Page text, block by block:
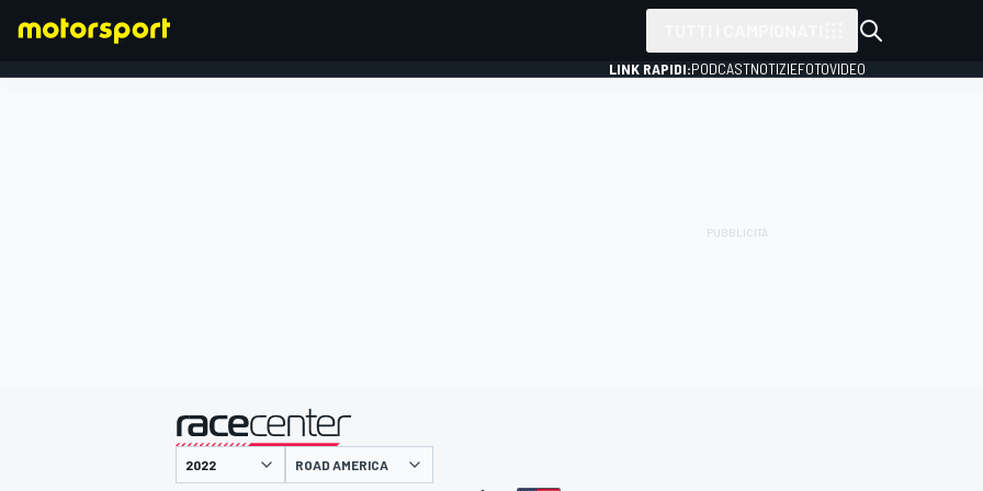
LINK RAPIDI:PODCASTNOTIZIEFOTOVIDEO
presentato da
ROAD AMERICA